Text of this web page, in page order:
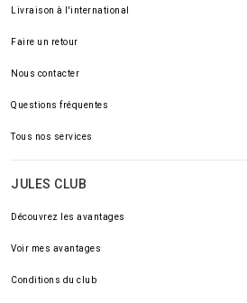
Livraison à l'international
Faire un retour
Nous contacter
Questions fréquentes
Tous nos services
JULES CLUB
Découvrez les avantages
Voir mes avantages
Conditions du club